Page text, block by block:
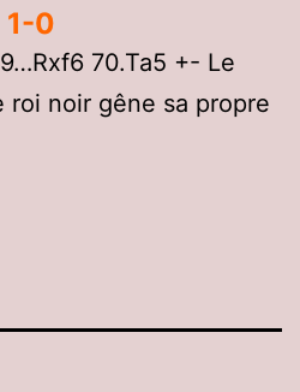
1-0
70.Ta5 +- Le
roi noir gêne sa propre